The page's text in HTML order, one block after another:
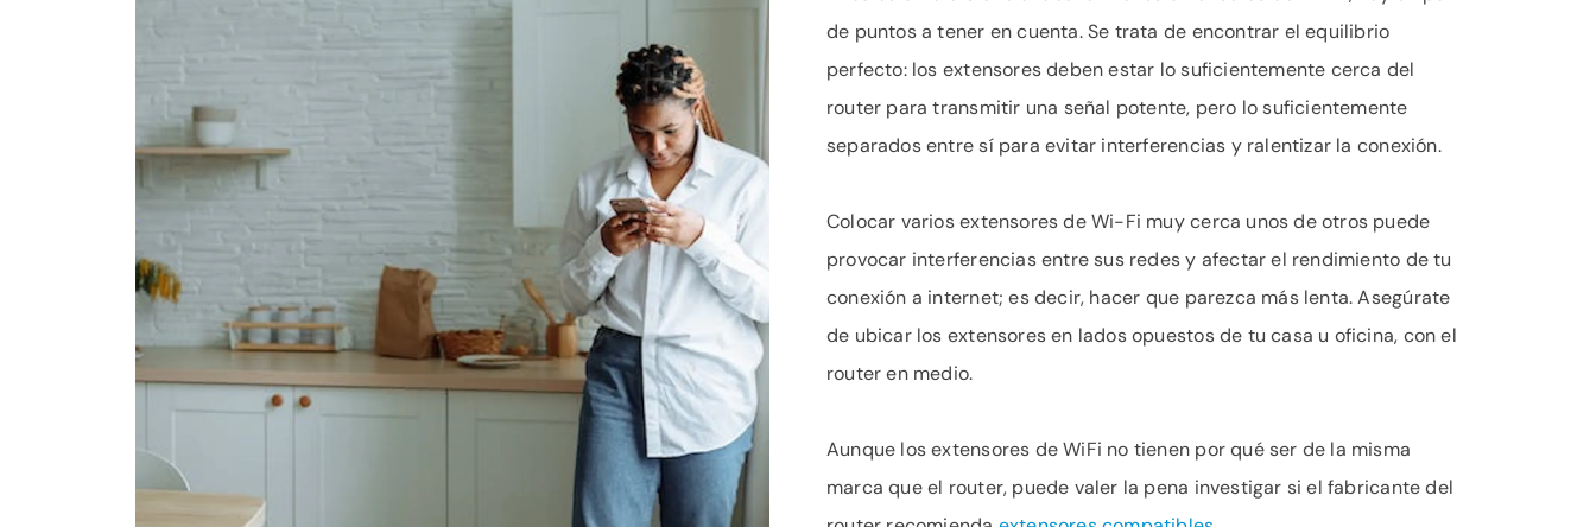
de puntos a tener en cuenta. Se trata de encontrar el equilibrio
perfecto: los extensores deben estar lo suficientemente cerca del
router para transmitir una señal potente, pero lo suficientemente
separados entre sí para evitar interferencias y ralentizar la conexión.
Colocar varios extensores de Wi-Fi muy cerca unos de otros puede
provocar interferencias entre sus redes y afectar el rendimiento de tu
conexión a internet; es decir, hacer que parezca más lenta. Asegúrate
de ubicar los extensores en lados opuestos de tu casa u oficina, con el
router en medio.
Aunque los extensores de WiFi no tienen por qué ser de la misma
marca que el router, puede valer la pena investigar si el fabricante del